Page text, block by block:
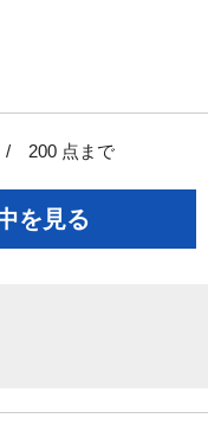
200 点まで
を見る